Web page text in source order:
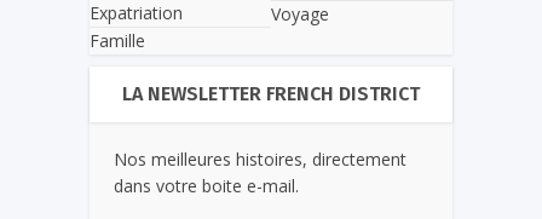
Expatriation
Famille
Voyage
LA NEWSLETTER FRENCH DISTRICT
Nos meilleures histoires, directement
dans votre boite e-mail.